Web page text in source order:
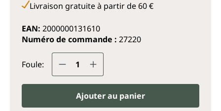
Livraison gratuite à partir de 60 €
EAN: 2000000131610
Numéro de commande : 27220
Foule: Quantité de produit : Entrez la
Ajouter au panier